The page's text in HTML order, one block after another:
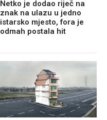
Netko je dodao riječ na
znak na ulazu u jedno
istarsko mjesto, fora je
odmah postala hit